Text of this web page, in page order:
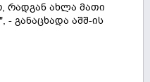
რადგან ახლა მათი
- განაცხადა აშშ-ის